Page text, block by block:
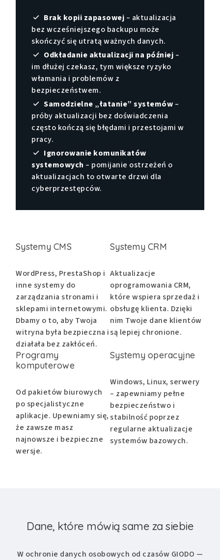
Brak kopii zapasowej – aktualizacja
bez wcześniejszego backupu może
skończyć się utratą ważnych danych.
Odkładanie aktualizacji na później –
im dłużej czekasz, tym większe ryzyko
włamania i problemów z
bezpieczeństwem.
Samodzielne „łatanie” systemów –
próby aktualizacji bez doświadczenia
często kończą się błędami i przestojami w
pracy.
Ignorowanie komunikatów
systemowych – pomijanie ostrzeżeń o
aktualizacjach to otwarte drzwi dla
cyberprzestępców.
Systemy CMS
WordPress, PrestaShop i
inne systemy do
zarządzania stronami i
sklepami internetowymi.
Dbamy o to, aby Twoja
witryna była bezpieczna i
działała bez zakłóceń.
Systemy CRM
Aktualizacje
oprogramowania CRM,
które wspiera sprzedaż i
obsługę klienta. Dzięki
nim Twoje dane klientów
są lepiej chronione.
Programy
komputerowe
Od pakietów biurowych
po specjalistyczne
aplikacje. Upewniamy się,
że zawsze masz
najnowsze i bezpieczne
wersje.
Systemy operacyjne
Windows, Linux, serwery
– zapewniamy pełne
bezpieczeństwo i
stabilność poprzez
regularne aktualizacje
systemów bazowych.
Dane, które mówią same za siebie
W ochronie danych osobowych od czasów GIODO —